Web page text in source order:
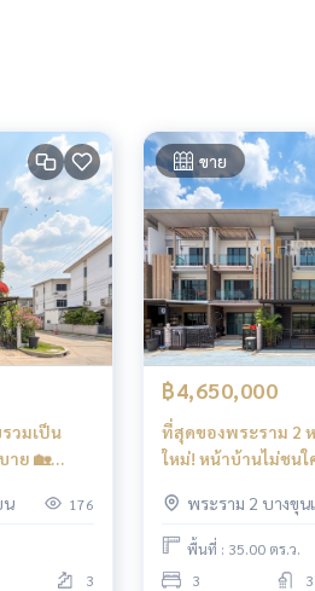
เรียบร้อย ราบรื่น
ว่า 1,000 + เคส
ซื้อ’
กค้า HOME เท่านั้น
ยวชาญในพื้นที่
ค่าใช้จ่าย
ผลประโยชน์
วมเป็น
าย 🏡
(FOR
น 176
3
ขาย
฿4,650,000
ที่สุดของพระราม 2
ใหม่! หน้าบ้านไม่ชนใ
Bedrooms (FOR
ว พระราม 2 ซอย 30
พระราม 2 บางขุน
พื้นที่ : 35.00 ตร.ว.
3
3